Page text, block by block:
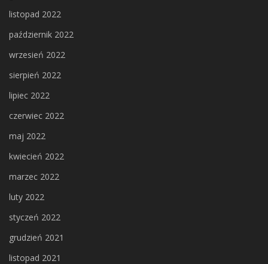
listopad 2022
październik 2022
wrzesień 2022
sierpień 2022
lipiec 2022
czerwiec 2022
maj 2022
kwiecień 2022
marzec 2022
luty 2022
styczeń 2022
grudzień 2021
listopad 2021